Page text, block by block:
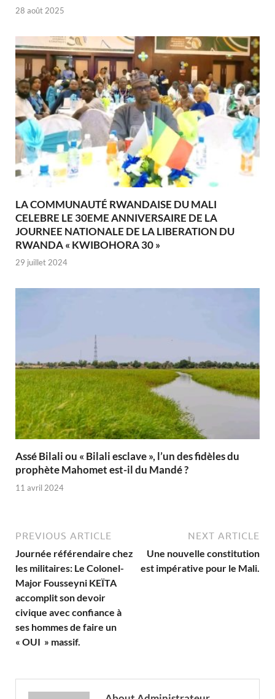
28 août 2025
LA COMMUNAUTÉ RWANDAISE DU MALI
CELEBRE LE 30EME ANNIVERSAIRE DE LA
JOURNEE NATIONALE DE LA LIBERATION DU
RWANDA « KWIBOHORA 30 »
29 juillet 2024
Assé Bilali ou « Bilali esclave », l’un des fidèles du
prophète Mahomet est-il du Mandé ?
11 avril 2024
PREVIOUS ARTICLE
Journée référendaire chez
les militaires: Le Colonel-
Major Fousseyni KEÏTA
accomplit son devoir
civique avec confiance à
ses hommes de faire un
« OUI » massif.
NEXT ARTICLE
Une nouvelle constitution
est impérative pour le Mali.